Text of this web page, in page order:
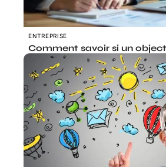
ENTREPRISE
Comment savoir si un